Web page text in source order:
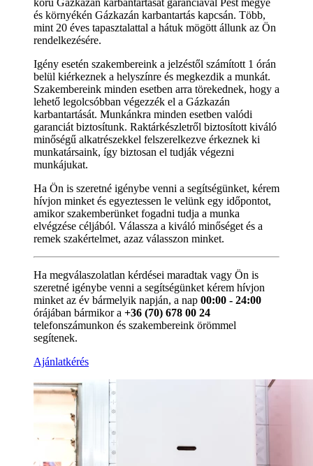
és környékén Gázkazán karbantartás kapcsán. Több,
mint 20 éves tapasztalattal a hátuk mögött állunk az Ön
rendelkezésére.
Igény esetén szakembereink a jelzéstől számított 1 órán
belül kiérkeznek a helyszínre és megkezdik a munkát.
Szakembereink minden esetben arra törekednek, hogy a
lehető legolcsóbban végezzék el a Gázkazán
karbantartását. Munkánkra minden esetben valódi
garanciát biztosítunk. Raktárkészletről biztosított kiváló
minőségű alkatrészekkel felszerelkezve érkeznek ki
munkatársaink, így biztosan el tudják végezni
munkájukat.
Ha Ön is szeretné igénybe venni a segítségünket, kérem
hívjon minket és egyeztessen le velünk egy időpontot,
amikor szakemberünket fogadni tudja a munka
elvégzése céljából. Válassza a kiváló minőséget és a
remek szakértelmet, azaz válasszon minket.
Ha megválaszolatlan kérdései maradtak vagy Ön is
szeretné igénybe venni a segítségünket kérem hívjon
minket az év bármelyik napján, a nap 00:00 - 24:00
órájában bármikor a +36 (70) 678 00 24
telefonszámunkon és szakembereink örömmel
segítenek.
Ajánlatkérés